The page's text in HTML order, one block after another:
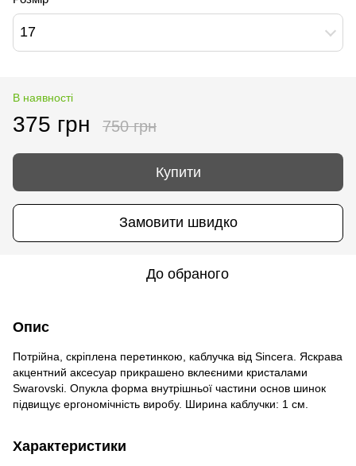
17
В наявності
375 грн 750 грн
Купити
Замовити швидко
До обраного
Опис
Потрійна, скріплена перетинкою, каблучка від Sincera. Яскрава
акцентний аксесуар прикрашено вклеєними кристалами
Swarovski. Опукла форма внутрішньої частини основ шинок
підвищує ергономічність виробу. Ширина каблучки: 1 см.
Характеристики